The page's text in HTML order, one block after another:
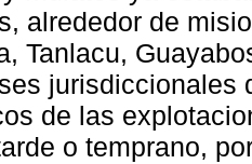
alrededor de
Tanlacu,
jurisdiccionales
de las
o temprano,